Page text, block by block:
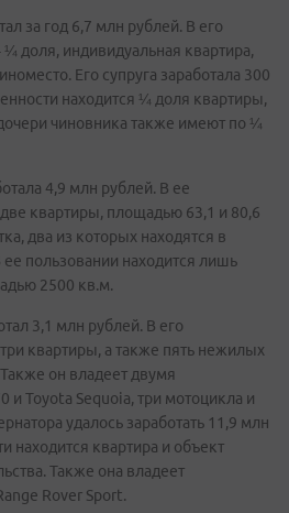
за год 6,7 млн рублей. В его
¼ доля, индивидуальная квартира,
Его супруга заработала 300
находится ¼ доля квартиры,
чиновника также имеют по ¼
4,9 млн рублей. В ее
две квартиры, площадью 63,1 и 80,6
два из которых находятся в
пользовании находится лишь
2500 кв.м.
3,1 млн рублей. В его
квартиры, а также пять нежилых
он владеет двумя
и Toyota Sequoia, три мотоцикла и
удалось заработать 11,9 млн
находится квартира и объект
Также она владеет
Rover Sport.